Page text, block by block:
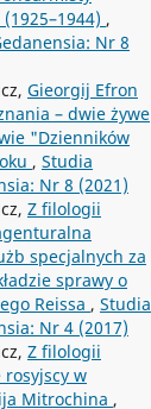
,
Nr 8
Gieorgij Efron
– dwie żywe
"Dzienników
, Studia
Nr 8 (2021)
Z filologii
specjalnych za
sprawy o
Reissa , Studia
Nr 4 (2017)
Z filologii
rosyjscy w
Mitrochina ,